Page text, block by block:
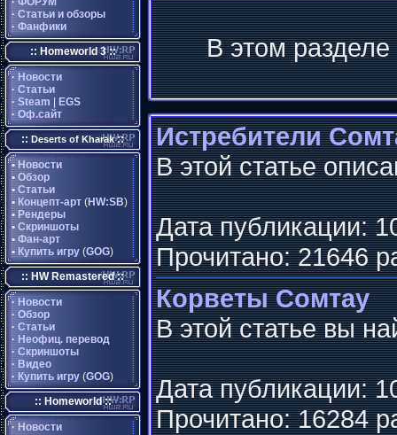
· Статьи и обзоры
· Фанфики
:: Homeworld 3 ::
· Новости
· Статьи
· Steam
EGS
· Оф.сайт
:: Deserts of Kharak::
• Новости
• Обзор
• Статьи
• Концепт-арт (HW:SB)
• Рендеры
• Скриншоты
• Фан-арт
• Купить игру (GOG)
:: HW Remastered ::
· Новости
· Обзор
· Статьи
· Неофиц. перевод
· Скриншоты
· Видео
· Купить игру (GOG)
:: Homeworld ::
· Новости
В этом
Истребители
В этой статье
Дата публикации:
Прочитано: 21646
Корветы Сомтау
В этой статье вы
Дата публикации:
Прочитано: 16284